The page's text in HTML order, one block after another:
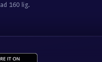
160 lig.